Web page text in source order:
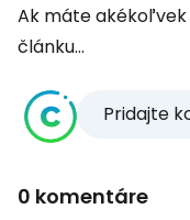
Ak máte
článku...
Pridajte
0 komentáre